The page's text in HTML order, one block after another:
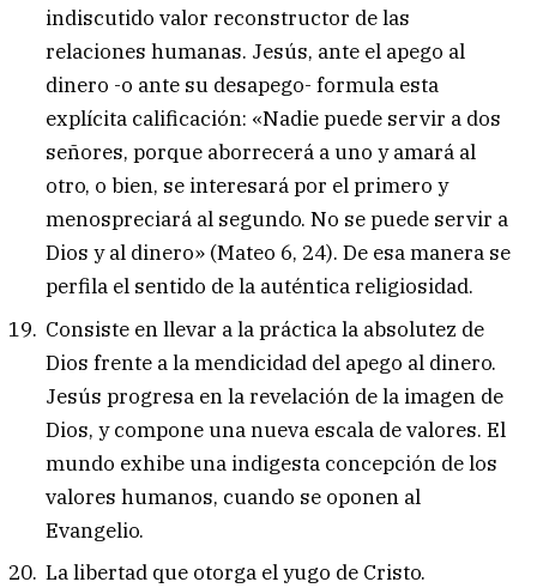
indiscutido valor reconstructor de las
relaciones humanas. Jesús, ante el apego al
dinero -o ante su desapego- formula esta
explícita calificación: «Nadie puede servir a dos
señores, porque aborrecerá a uno y amará al
otro, o bien, se interesará por el primero y
menospreciará al segundo. No se puede servir a
Dios y al dinero» (Mateo 6, 24). De esa manera se
perfila el sentido de la auténtica religiosidad.
Consiste en llevar a la práctica la absolutez de
Dios frente a la mendicidad del apego al dinero.
Jesús progresa en la revelación de la imagen de
Dios, y compone una nueva escala de valores. El
mundo exhibe una indigesta concepción de los
valores humanos, cuando se oponen al
Evangelio.
La libertad que otorga el yugo de Cristo.